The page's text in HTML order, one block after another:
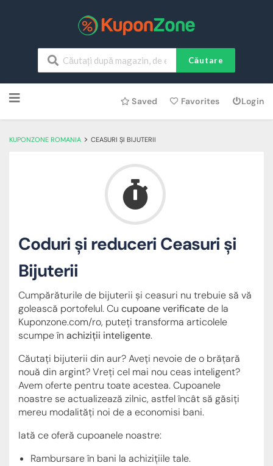
Căutare
to
content
Saved Favorites Login
KUPONZONE ROMANIA > CEASURI ȘI BIJUTERII
Coduri și reduceri Ceasuri și
Bijuterii
Cumpărăturile de bijuterii și ceasuri nu trebuie să vă
golească portofelul. Cu cupoane verificatede la
Kuponzone.com/ro, puteți transforma articolele
scumpe în achiziții inteligente.
Căutați bijuterii din aur? Aveți nevoie de o brățară
nouă din argint? Vreți cel mai nou ceas inteligent?
Avem oferte pentru toate acestea. Cupoanele
noastre se actualizează zilnic, astfel încât să găsiți
mereu modalități noi de a economisi bani.
Iată ce oferă cupoanele noastre:
Rambursare în bani la achizițiile tale.